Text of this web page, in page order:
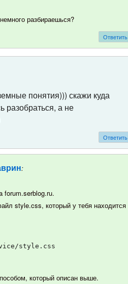
разбираешься?
Ответить
понятия))) скажи куда
разобраться, а не
Ответить
:
forum.serblog.ru.
style.css, который у тебя находится
style.css
который описан выше.